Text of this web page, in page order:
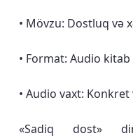
• Mövzu: Dostluq və
• Format: Audio kitab
• Audio vaxt:
«Sadiq dost»